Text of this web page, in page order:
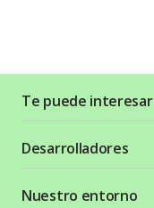
Te puede interesar
Planes y tarifas
Crea tu cuenta
Seguridad
Desarrolladores
Recursos gráficos
Nuestro entorno